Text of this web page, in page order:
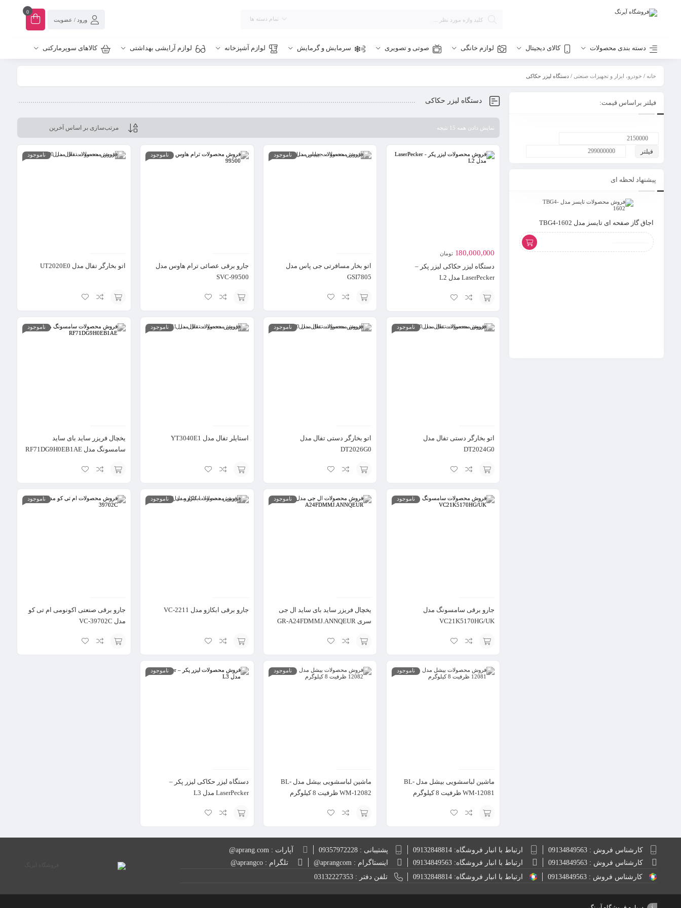
تمام دسته ها ورود / عضویت
0
دسته بندی محصولات کالای دیجیتال لوازم خانگی صوتی و تصویری سرمایش و گرمایش لوازم آشپزخانه لوازم آرایشی بهداشتی کالاهای سوپرمارکتی
خانه / خودرو، ابزار و تجهیزات صنعتی / دستگاه لیزر حکاکی
دستگاه لیزر حکاکی
نمایش دادن همه 15 نتیجه
180,000,000 تومان
دستگاه لیزر حکاکی لیزر پکر –
LaserPecker مدل L2
به
ناموجود
اتو بخار مسافرتی جی پاس مدل
GSI7805
به
ناموجود
جارو برقی عصائی ترام هاوس مدل
SVC-99500
به
ناموجود
اتو بخارگر تفال مدل UT2020E0
به
ناموجود
اتو بخارگر دستی تفال مدل
DT2024G0
به
ناموجود
اتو بخارگر دستی تفال مدل
DT2026G0
به
ناموجود
استایلر تفال مدل YT3040E1
به
ناموجود
یخچال فریزر ساید بای ساید
سامسونگ مدل RF71DG9H0EB1AE
گزینه
ناموجود
جارو برقی سامسونگ مدل
VC21K5170HG/UK
به
ناموجود
یخچال فریزر ساید بای ساید ال جی
سری GR-A24FDMMJ.ANNQEUR
به
ناموجود
جارو برقی ابکازو مدل VC-2211
گزینه
ناموجود
جارو برقی صنعتی اکونومی ام تی کو
مدل VC-39702C
ناموجود
ماشین لباسشویی بیشل مدل BL-
WM-12081 ظرفیت 8 کیلوگرم
ناموجود
ماشین لباسشویی بیشل مدل BL-
WM-12082 ظرفیت 8 کیلوگرم
ناموجود
دستگاه لیزر حکاکی لیزر پکر –
LaserPecker مدل L3
سبد
فیلتر براساس قیمت:
فیلتر
پیشنهاد لحظه ای
اجاق گاز صفحه ای تایسز مدل TBG4-1602
کارشناس فروش : 09134849563 ارتباط با انبار فروشگاه: 09132848814 پشتیبانی : 09357972228
آپارات : aprang.com@
کارشناس فروش : 09134849563
ارتباط با انبار فروشگاه: 09134849563 اینستاگرام : aprangcom@
تلگرام : aprangco@
کارشناس فروش : 09134849563
ارتباط با انبار فروشگاه: 09132848814 تلفن دفتر : 03132227353